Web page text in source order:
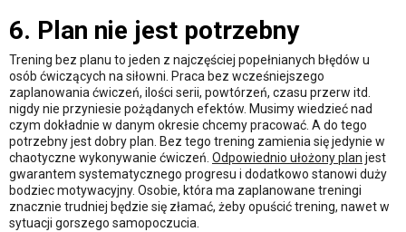
6. Plan nie jest potrzebny
Trening bez planu to jeden z najczęściej popełnianych błędów u
osób ćwiczących na siłowni. Praca bez wcześniejszego
zaplanowania ćwiczeń, ilości serii, powtórzeń, czasu przerw itd.
nigdy nie przyniesie pożądanych efektów. Musimy wiedzieć nad
czym dokładnie w danym okresie chcemy pracować. A do tego
potrzebny jest dobry plan. Bez tego trening zamienia się jedynie w
chaotyczne wykonywanie ćwiczeń. Odpowiednio ułożony plan jest
gwarantem systematycznego progresu i dodatkowo stanowi duży
bodziec motywacyjny. Osobie, która ma zaplanowane treningi
znacznie trudniej będzie się złamać, żeby opuścić trening, nawet w
sytuacji gorszego samopoczucia.